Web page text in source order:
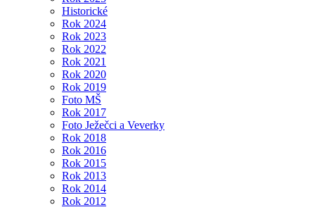
Historické
Rok 2024
Rok 2023
Rok 2022
Rok 2021
Rok 2020
Rok 2019
Foto MŠ
Rok 2017
Foto Ježečci a Veverky
Rok 2018
Rok 2016
Rok 2015
Rok 2013
Rok 2014
Rok 2012